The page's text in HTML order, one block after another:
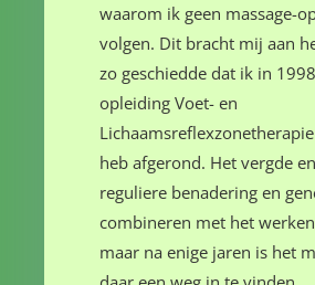
waarom ik geen massage-
volgen. Dit bracht mij aan
zo geschiedde dat ik in
opleiding Voet- en
heb afgerond. Het vergde
reguliere benadering en
combineren met het
maar na enige jaren is het